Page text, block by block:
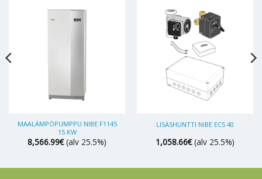
MAALÄMPÖPUMPPU NIBE F1145
15 KW
8,566.99€ (alv 25.5%)
LISÄSHUNTTI NIBE ECS 40
1,058.66€ (alv 25.5%)